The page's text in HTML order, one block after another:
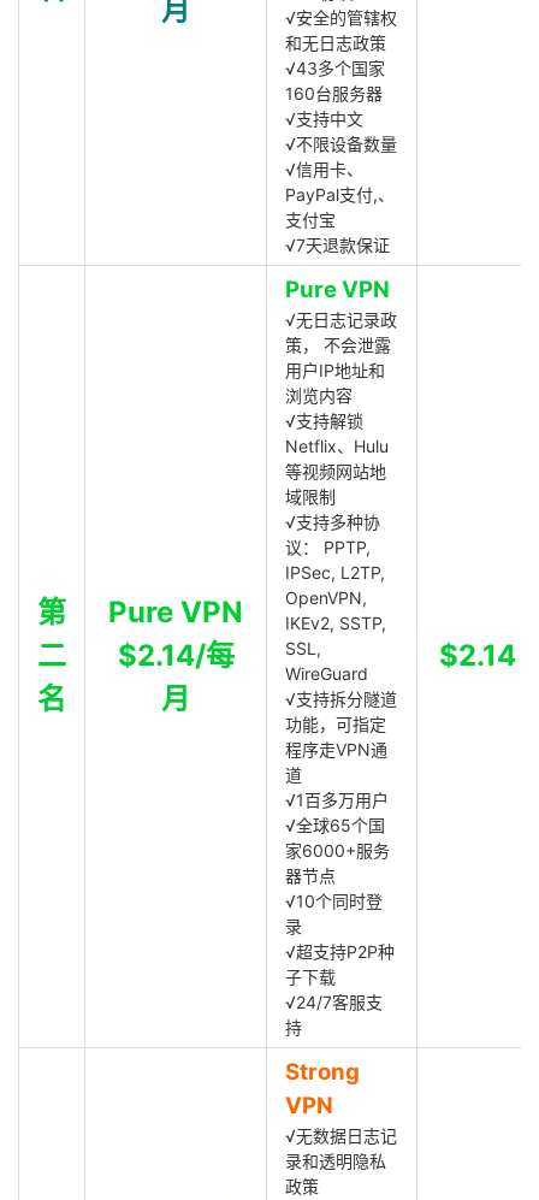
月
√安全的管辖权
和无日志政策
√43多个国家
160台服务器
√支持中文
√不限设备数量
√信用卡、
PayPal支付,、
支付宝
√7天退款保证
第
二
名
Pure VPN
$2.14/每
月
Pure VPN
√无日志记录政
策， 不会泄露
用户IP地址和
浏览内容
√支持解锁
Netflix、Hulu
等视频网站地
域限制
√支持多种协
议： PPTP,
IPSec, L2TP,
OpenVPN,
IKEv2, SSTP,
SSL,
WireGuard
√支持拆分隧道
功能，可指定
程序走VPN通
道
√1百多万用户
√全球65个国
家6000+服务
器节点
√10个同时登
录
√超支持P2P种
子下载
√24/7客服支
持
$2.14
Strong
VPN
√无数据日志记
录和透明隐私
政策